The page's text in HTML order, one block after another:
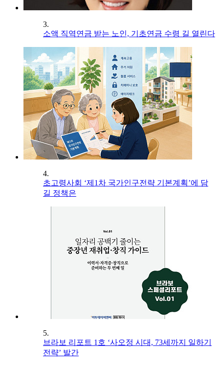
3.
소액 직역연금 받는 노인, 기초연금 수령 길 열린다
4.
초고령사회 ‘제1차 국가인구전략 기본계획’에 담
길 정책은
5.
브라보 리포트 1호 ‘사오정 시대, 73세까지 일하기
전략’ 발간